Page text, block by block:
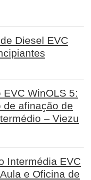
Diesel EVC
WinOLS 5:
de afinação de
– Viezu
Intermédia EVC
e Oficina de